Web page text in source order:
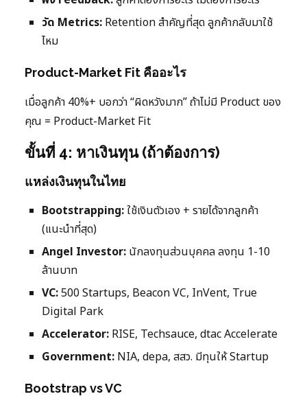
วัด Metrics: Retention สำคัญที่สุด ลูกค้ากลับมาใช้
ไหม
Product-Market Fit คืออะไร
เมื่อลูกค้า 40%+ บอกว่า “ผิดหวังมาก” ถ้าไม่มี Product ของ
คุณ = Product-Market Fit
ขั้นที่ 4: หาเงินทุน (ถ้าต้องการ)
แหล่งเงินทุนในไทย
Bootstrapping:ใช้เงินตัวเอง + รายได้จากลูกค้า
(แนะนำที่สุด)
Angel Investor: นักลงทุนส่วนบุคคล ลงทุน 1-10
ล้านบาท
VC:500 Startups, Beacon VC, InVent, True
Digital Park
Accelerator: RISE, Techsauce, dtac Accelerate
Government: NIA, depa, สสว. มีทุนให้ Startup
Bootstrap vs VC